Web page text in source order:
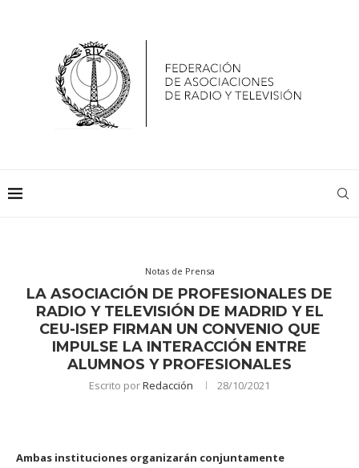
Notas de Prensa
LA ASOCIACIÓN DE PROFESIONALES DE
RADIO Y TELEVISIÓN DE MADRID Y EL
CEU-ISEP FIRMAN UN CONVENIO QUE
IMPULSE LA INTERACCIÓN ENTRE
ALUMNOS Y PROFESIONALES
Escrito porRedacción 28/10/2021
Ambas instituciones organizarán conjuntamente